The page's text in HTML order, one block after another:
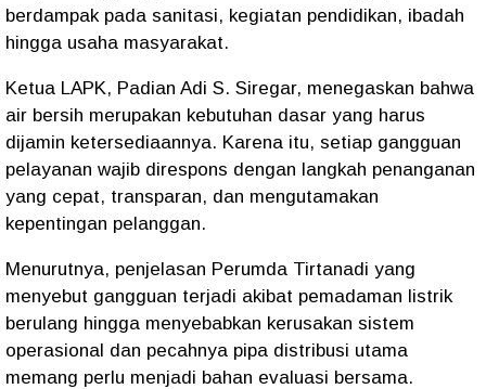
berdampak pada sanitasi, kegiatan pendidikan, ibadah
hingga usaha masyarakat.
Ketua LAPK, Padian Adi S. Siregar, menegaskan bahwa
air bersih merupakan kebutuhan dasar yang harus
dijamin ketersediaannya. Karena itu, setiap gangguan
pelayanan wajib direspons dengan langkah penanganan
yang cepat, transparan, dan mengutamakan
kepentingan pelanggan.
Menurutnya, penjelasan Perumda Tirtanadi yang
menyebut gangguan terjadi akibat pemadaman listrik
berulang hingga menyebabkan kerusakan sistem
operasional dan pecahnya pipa distribusi utama
memang perlu menjadi bahan evaluasi bersama.